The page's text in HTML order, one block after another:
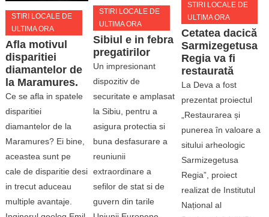
STIRI LOCALE DE
ULTIMA ORA
Afla motivul
disparitiei
diamantelor de
la Maramures.
Ce se afla in spatele
disparitiei
diamantelor de la
Maramures? Ei bine,
aceastea sunt pe
cale de disparitie desi
in trecut aduceau
multiple avantaje.
STIRI LOCALE DE
ULTIMA ORA
Sibiul e in febra
pregatirilor
Un impresionant
dispozitiv de
securitate e amplasat
la Sibiu, pentru a
asigura protectia si
buna desfasurare a
reuniunii
extraordinare a
sefilor de stat si de
guvern din tarile
STIRI LOCALE DE
ULTIMA ORA
Cetatea dacică
Sarmizegetusa
Regia va fi
restaurată
La Deva a fost
prezentat proiectul
„Restaurarea și
punerea în valoare a
sitului arheologic
Sarmizegetusa
Regia”, proiect
realizat de Institutul
Național al